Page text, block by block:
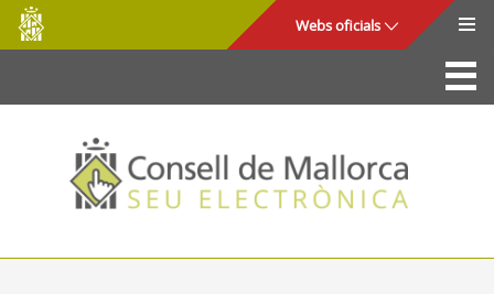
Salta al contingut principal
Consell
de
Mallorca
Webs oficials
La Seu
Consell de Mallorca
Accés i seguretat
Utilitats